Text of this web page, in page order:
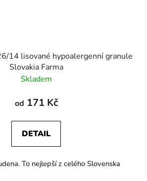
14 lisované hypoalergenní granule
Slovakia Farma
Skladem
od 171 Kč
DETAIL
To nejlepší z celého Slovenska